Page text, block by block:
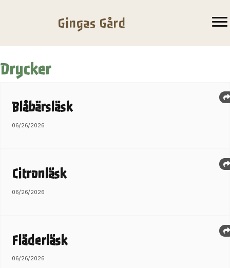
Gingas Gård
Drycker
Blåbärsläsk
06/26/2026
Citronläsk
06/26/2026
Fläderläsk
06/26/2026